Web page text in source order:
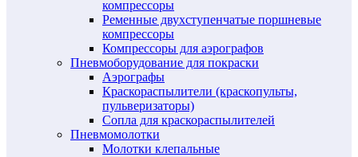
компрессоры
Ременные двухступенчатые поршневые
компрессоры
Компрессоры для аэрографов
Пневмоборудование для покраски
Аэрографы
Краскораспылители (краскопульты,
пульверизаторы)
Сопла для краскораспылителей
Пневмомолотки
Молотки клепальные